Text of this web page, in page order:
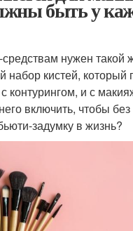
быть у
нужен такой
набор кистей, который
контурингом, и с
включить, чтобы
задумку в жизнь?